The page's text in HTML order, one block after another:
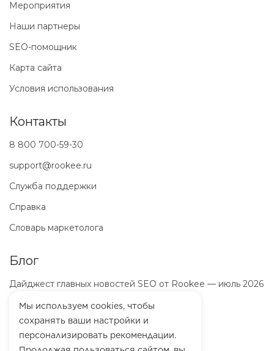
Мы используем cookies, чтобы
сохранять ваши настройки и
персонализировать рекомендации.
Блог
Дайджест главных новостей SEO от Rookee — июль 2026
ООО «Маркетинг-Платформа»
ОГРН1257100003863
Мероприятия
Наши партнеры
SEO-помощник
Карта сайта
Условия использования
Контакты
8 800 700-59-30
support@rookee.ru
Служба поддержки
Справка
Словарь маркетолога